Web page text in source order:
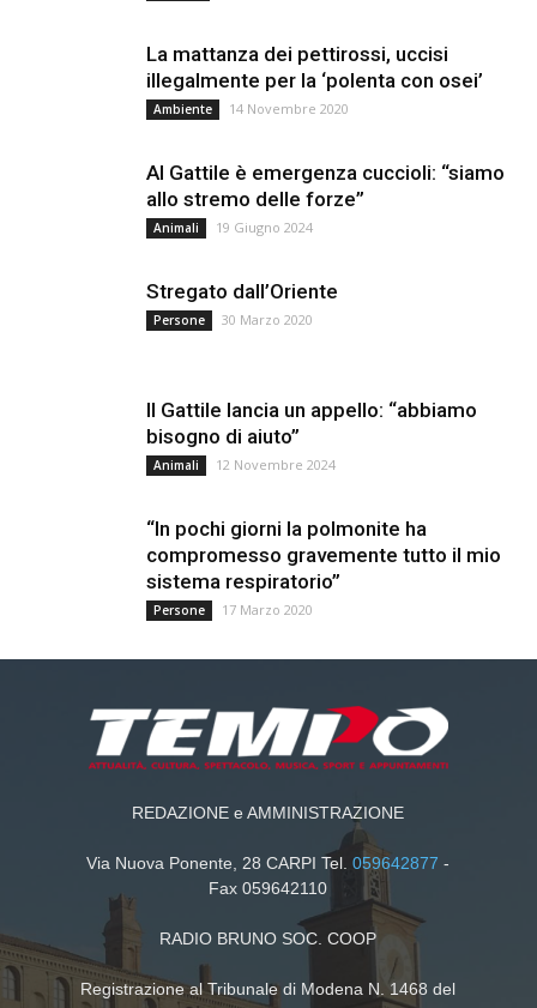
La mattanza dei pettirossi, uccisi
illegalmente per la ‘polenta con osei’
Ambiente 14 Novembre 2020
Al Gattile è emergenza cuccioli: “siamo
allo stremo delle forze”
Animali 19 Giugno 2024
Stregato dall’Oriente
Persone 30 Marzo 2020
Il Gattile lancia un appello: “abbiamo
bisogno di aiuto”
Animali 12 Novembre 2024
“In pochi giorni la polmonite ha
compromesso gravemente tutto il mio
sistema respiratorio”
Persone 17 Marzo 2020
REDAZIONE e AMMINISTRAZIONE
Via Nuova Ponente, 28 CARPI Tel.059642877 -
Fax 059642110
RADIO BRUNO SOC. COOP
Registrazione al Tribunale di Modena N. 1468 del